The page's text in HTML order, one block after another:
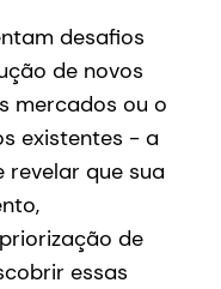
desafios
de novos
mercados ou o
existentes - a
revelar que sua
de
essas